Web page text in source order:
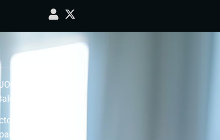
6,
ver como